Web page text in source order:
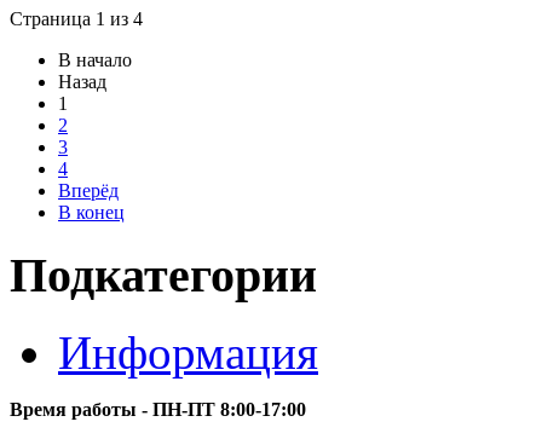
Страница 1 из 4
В начало
Назад
1
2
3
4
Вперёд
В конец
Подкатегории
Информация
Время работы - ПН-ПТ 8:00-17:00